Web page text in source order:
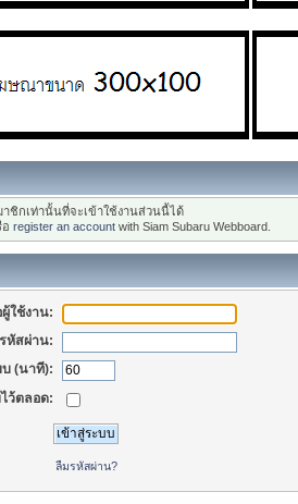
าชิกเท่านั้นที่จะเข้าใช้งานส่วนนี้ได้
อ register an account with Siam Subaru Webboard.
ใช้งาน:
รหัสผ่าน:
บ (นาที):
ว้ตลอด:
ลืมรหัสผ่าน?